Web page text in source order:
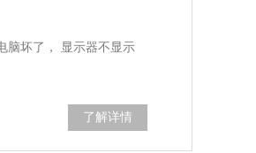
脑坏了， 显示器不显示
了解详情